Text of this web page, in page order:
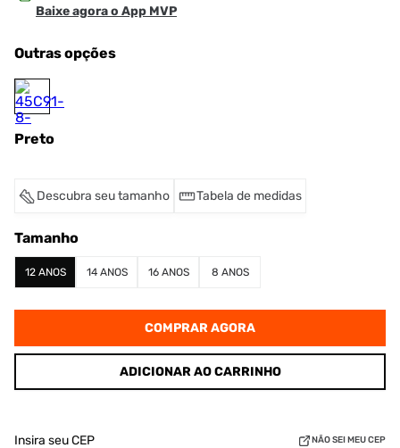
Baixe agora o App MVP
Outras opções
Preto
Descubra seu tamanho Tabela de medidas
Tamanho
12 ANOS 14 ANOS 16 ANOS 8 ANOS
COMPRAR AGORA
ADICIONAR AO CARRINHO
Insira seu CEP NÃO SEI MEU CEP